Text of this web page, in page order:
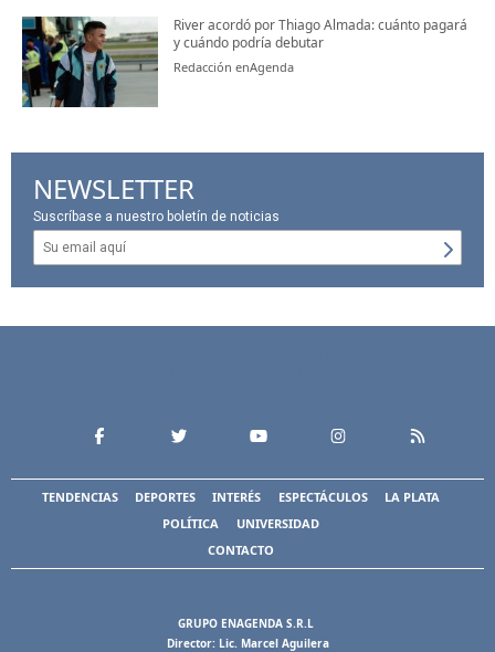
River acordó por Thiago Almada: cuánto pagará
y cuándo podría debutar
Redacción enAgenda
NEWSLETTER
Suscríbase a nuestro boletín de noticias
TENDENCIAS DEPORTES INTERÉS ESPECTÁCULOS
LA PLATA
POLÍTICA
UNIVERSIDAD
CONTACTO
GRUPO ENAGENDA S.R.L
Director: Lic. Marcel Aguilera